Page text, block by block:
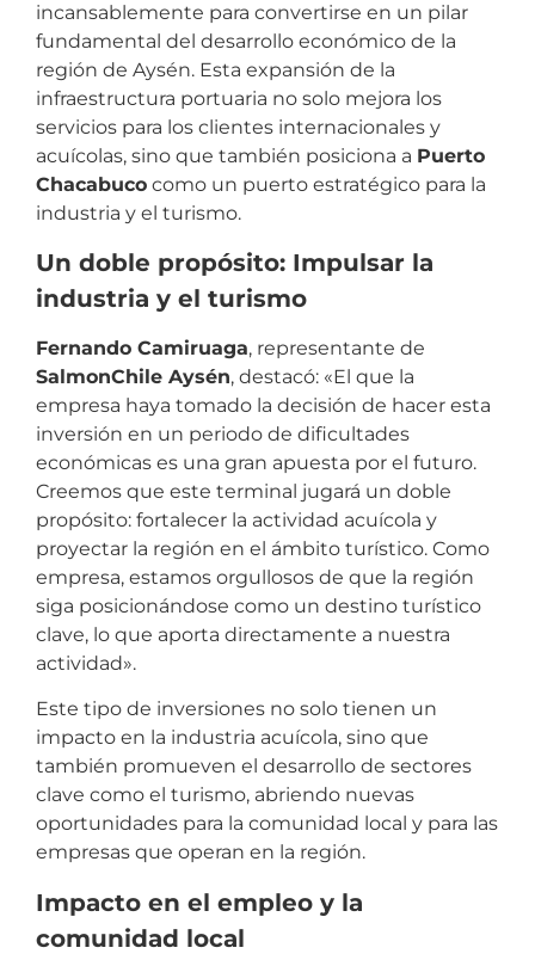
incansablemente para convertirse en un pilar
fundamental del desarrollo económico de la
región de Aysén. Esta expansión de la
infraestructura portuaria no solo mejora los
servicios para los clientes internacionales y
acuícolas, sino que también posiciona a Puerto
Chacabuco como un puerto estratégico para la
industria y el turismo.
Un doble propósito: Impulsar la
industria y el turismo
Fernando Camiruaga, representante de
SalmonChile Aysén, destacó: «El que la
empresa haya tomado la decisión de hacer esta
inversión en un periodo de dificultades
económicas es una gran apuesta por el futuro.
Creemos que este terminal jugará un doble
propósito: fortalecer la actividad acuícola y
proyectar la región en el ámbito turístico. Como
empresa, estamos orgullosos de que la región
siga posicionándose como un destino turístico
clave, lo que aporta directamente a nuestra
actividad».
Este tipo de inversiones no solo tienen un
impacto en la industria acuícola, sino que
también promueven el desarrollo de sectores
clave como el turismo, abriendo nuevas
oportunidades para la comunidad local y para las
empresas que operan en la región.
Impacto en el empleo y la
comunidad local